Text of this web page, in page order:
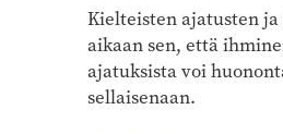
Kielteisten ajatusten
aikaan sen, että
ajatuksista voi
sellaisenaan.